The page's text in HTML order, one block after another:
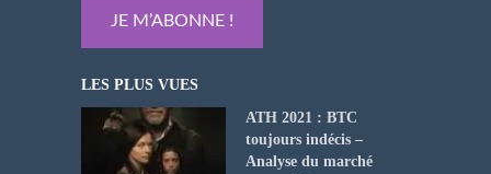
LES PLUS VUES
ATH 2021 : BTC
toujours indécis –
Analyse du marché